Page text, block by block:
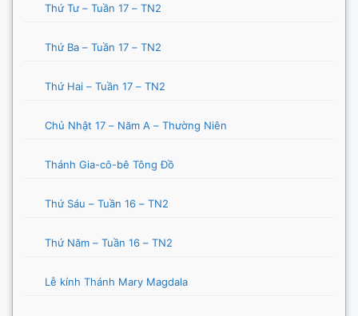
Thứ Tư – Tuần 17 – TN2
Thứ Ba – Tuần 17 – TN2
Thứ Hai – Tuần 17 – TN2
Chủ Nhật 17 – Năm A – Thường Niên
Thánh Gia-cô-bê Tông Đồ
Thứ Sáu – Tuần 16 – TN2
Thứ Năm – Tuần 16 – TN2
Lễ kính Thánh Mary Magdala